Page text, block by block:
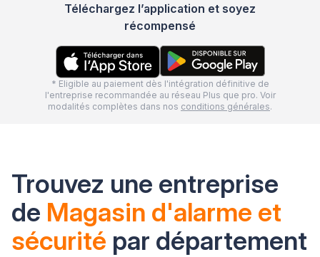
Téléchargez l’application et soyez
récompensé
* Eligible au paiement dès l'intégration définitive de
l'entreprise recommandée au réseau Plus que pro. Voir
modalités complètes dans nos conditions générales.
Trouvez une entreprise
de Magasin d'alarme et
sécurité par département